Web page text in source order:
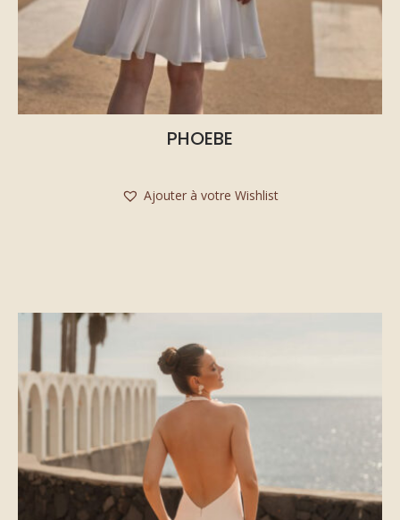
PHOEBE
Ajouter à votre Wishlist